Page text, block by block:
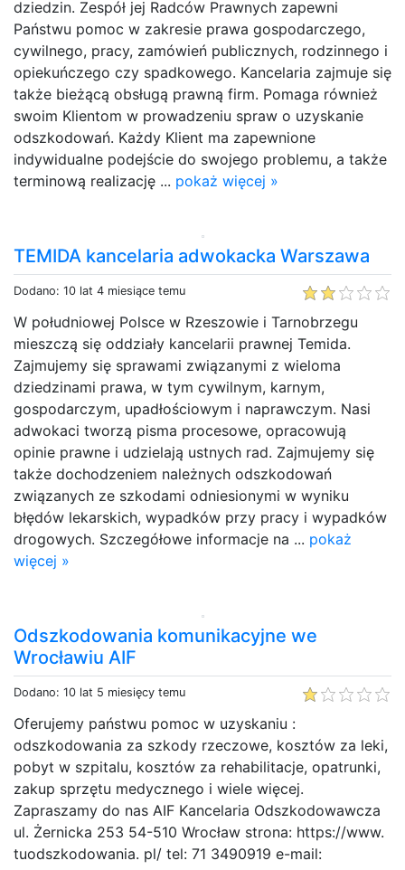
dziedzin. Zespół jej Radców Prawnych zapewni
Państwu pomoc w zakresie prawa gospodarczego,
cywilnego, pracy, zamówień publicznych, rodzinnego i
opiekuńczego czy spadkowego. Kancelaria zajmuje się
także bieżącą obsługą prawną firm. Pomaga również
swoim Klientom w prowadzeniu spraw o uzyskanie
odszkodowań. Każdy Klient ma zapewnione
indywidualne podejście do swojego problemu, a także
terminową realizację ... pokaż więcej »
TEMIDA kancelaria adwokacka Warszawa
Dodano: 10 lat 4 miesiące temu
W południowej Polsce w Rzeszowie i Tarnobrzegu
mieszczą się oddziały kancelarii prawnej Temida.
Zajmujemy się sprawami związanymi z wieloma
dziedzinami prawa, w tym cywilnym, karnym,
gospodarczym, upadłościowym i naprawczym. Nasi
adwokaci tworzą pisma procesowe, opracowują
opinie prawne i udzielają ustnych rad. Zajmujemy się
także dochodzeniem należnych odszkodowań
związanych ze szkodami odniesionymi w wyniku
błędów lekarskich, wypadków przy pracy i wypadków
drogowych. Szczegółowe informacje na ... pokaż
więcej »
Odszkodowania komunikacyjne we
Wrocławiu AIF
Dodano: 10 lat 5 miesięcy temu
Oferujemy państwu pomoc w uzyskaniu :
odszkodowania za szkody rzeczowe, kosztów za leki,
pobyt w szpitalu, kosztów za rehabilitacje, opatrunki,
zakup sprzętu medycznego i wiele więcej.
Zapraszamy do nas AIF Kancelaria Odszkodowawcza
ul. Żernicka 253 54-510 Wrocław strona: https://www.
tuodszkodowania. pl/ tel: 71 3490919 e-mail: